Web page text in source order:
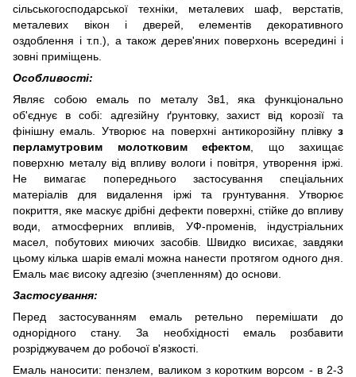
сільськогосподарської техніки, металевих шаф, верстатів,
металевих вікон і дверей, елементів декоративного
оздоблення і т.п.), а також дерев'яних поверхонь всередині і
зовні приміщень.
Особливості:
Являє собою емаль по металу 3в1, яка функціонально
об'єднує в собі: адгезійну ґрунтовку, захист від корозії та
фінішну емаль. Утворює на поверхні антикорозійну плівкуз
перламутровим молотковим ефектом , що захищає
поверхню металу від впливу вологи і повітря, утворення іржі.
Не вимагає попереднього застосування спеціальних
матеріалів для видалення іржі та грунтування. Утворює
покриття, яке маскує дрібні дефекти поверхні, стійке до впливу
води, атмосферних впливів, УФ-променів, індустріальних
масел, побутових миючих засобів. Швидко висихає, завдяки
цьому кілька шарів емалі можна нанести протягом одного дня.
Емаль має високу адгезію (зчепленням) до основи.
Застосування:
Перед застосуванням емаль ретельно перемішати до
однорідного стану. За необхідності емаль розбавити
розріджувачем до робочої в'язкості.
Емаль наносити: пензлем, валиком з коротким ворсом - в 2-3